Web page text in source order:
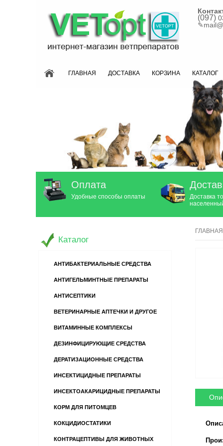
(097)
✎
ГЛАВНАЯ ДОСТАВКА КОРЗИНА КАТАЛОГ
Оплата
Удобные способы оплаты
Доставка
ГЛАВНАЯ
Каталог
АНТИБАКТЕРИАЛЬНЫЕ СРЕДСТВА
АНТИГЕЛЬМИНТНЫЕ ПРЕПАРАТЫ
АНТИСЕПТИКИ
ВЕТЕРИНАРНЫЕ АПТЕЧКИ И ДРУГОЕ
ВИТАМИННЫЕ КОМПЛЕКСЫ
ДЕЗИНФИЦИРУЮЩИЕ СРЕДСТВА
ДЕРАТИЗАЦИОННЫЕ СРЕДСТВА
ИНСЕКТИЦИДНЫЕ ПРЕПАРАТЫ
ИНСЕКТОАКАРИЦИДНЫЕ ПРЕПАРАТЫ
КОРМ ДЛЯ ПИТОМЦЕВ
КОКЦИДИОСТАТИКИ
КОНТРАЦЕПТИВЫ ДЛЯ ЖИВОТНЫХ